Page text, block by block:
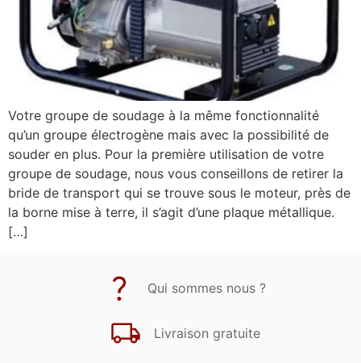
Votre groupe de soudage à la même fonctionnalité
qu’un groupe électrogène mais avec la possibilité de
souder en plus. Pour la première utilisation de votre
groupe de soudage, nous vous conseillons de retirer la
bride de transport qui se trouve sous le moteur, près de
la borne mise à terre, il s’agit d’une plaque métallique.
[…]
Qui sommes nous ?
Livraison gratuite